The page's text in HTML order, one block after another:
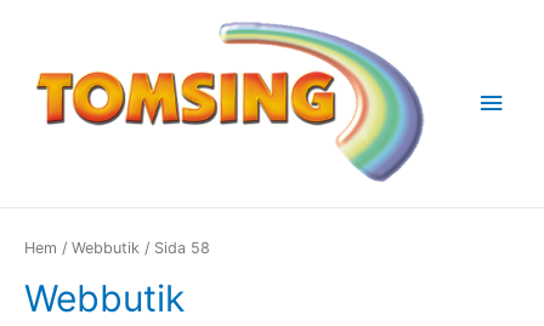
Hem / Webbutik / Sida 58
Webbutik